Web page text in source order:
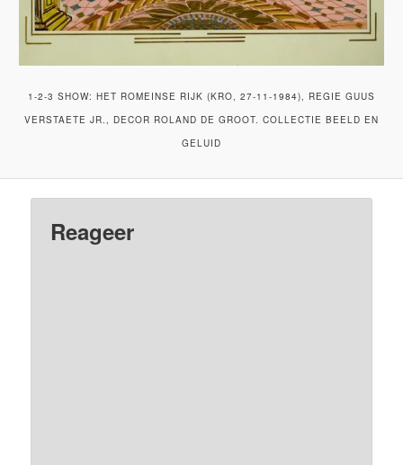
1-2-3 SHOW: HET ROMEINSE RIJK (KRO, 27-11-1984), REGIE GUUS
VERSTAETE JR., DECOR ROLAND DE GROOT. COLLECTIE BEELD EN
GELUID
Reageer